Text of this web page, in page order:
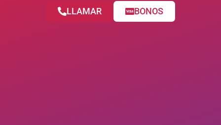
LLAMAR BONOS